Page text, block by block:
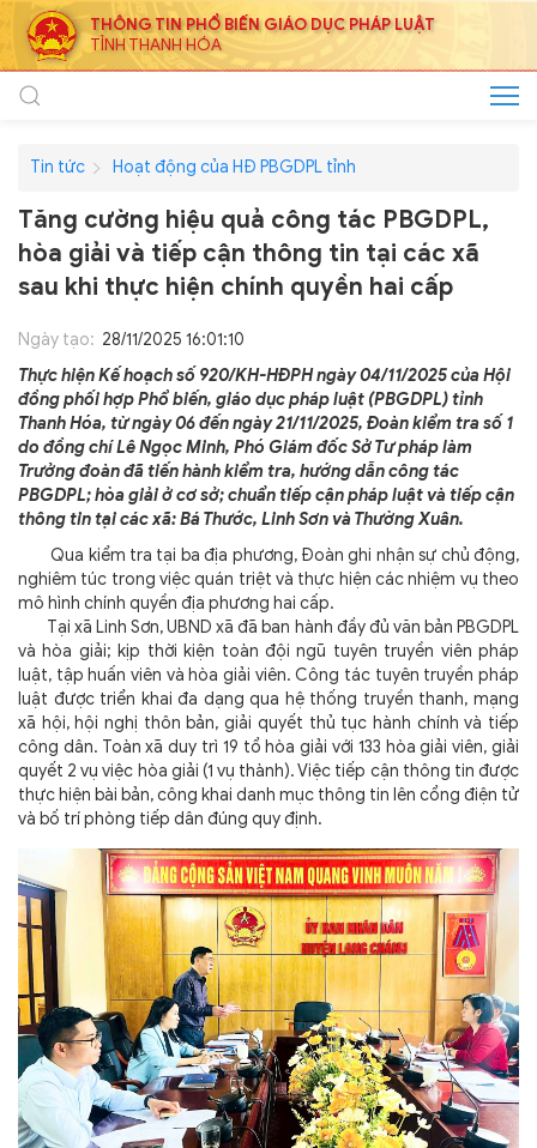
THÔNG TIN PHỔ BIẾN GIÁO DỤC PHÁP LUẬT
TỈNH THANH HÓA
Tin tức Hoạt động của HĐ PBGDPL tỉnh
Tăng cường hiệu quả công tác PBGDPL,
hòa giải và tiếp cận thông tin tại các xã
sau khi thực hiện chính quyền hai cấp
Ngày tạo: 28/11/2025 16:01:10
Thực hiện Kế hoạch số 920/KH-HĐPH ngày 04/11/2025 của Hội
đồng phối hợp Phổ biến, giáo dục pháp luật (PBGDPL) tỉnh
Thanh Hóa, từ ngày 06 đến ngày 21/11/2025, Đoàn kiểm tra số 1
do đồng chí Lê Ngọc Minh, Phó Giám đốc Sở Tư pháp làm
Trưởng đoàn đã tiến hành kiểm tra, hướng dẫn công tác
PBGDPL; hòa giải ở cơ sở; chuẩn tiếp cận pháp luật và tiếp cận
thông tin tại các xã: Bá Thước, Linh Sơn và Thường Xuân.
Qua kiểm tra tại ba địa phương, Đoàn ghi nhận sự chủ động,
nghiêm túc trong việc quán triệt và thực hiện các nhiệm vụ theo
mô hình chính quyền địa phương hai cấp.
Tại xã Linh Sơn, UBND xã đã ban hành đầy đủ văn bản PBGDPL
và hòa giải; kịp thời kiện toàn đội ngũ tuyên truyền viên pháp
luật, tập huấn viên và hòa giải viên. Công tác tuyên truyền pháp
luật được triển khai đa dạng qua hệ thống truyền thanh, mạng
xã hội, hội nghị thôn bản, giải quyết thủ tục hành chính và tiếp
công dân. Toàn xã duy trì 19 tổ hòa giải với 133 hòa giải viên, giải
quyết 2 vụ việc hòa giải (1 vụ thành). Việc tiếp cận thông tin được
thực hiện bài bản, công khai danh mục thông tin lên cổng điện tử
và bố trí phòng tiếp dân đúng quy định.